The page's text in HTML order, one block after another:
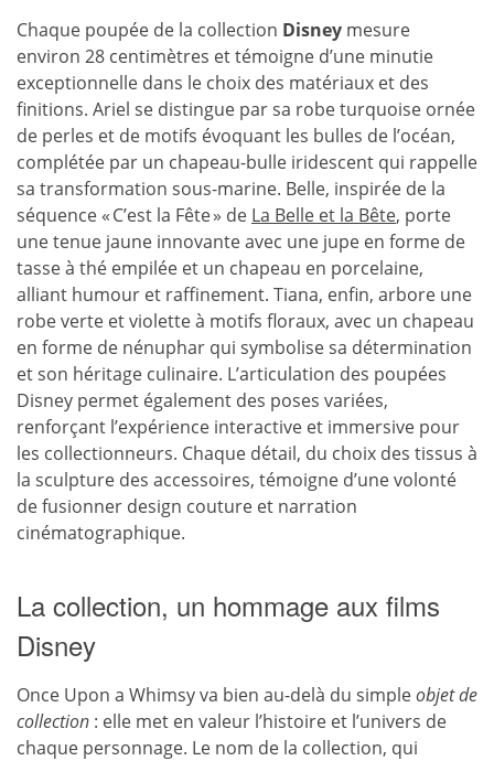
Chaque poupée de la collection Disney mesure
environ 28 centimètres et témoigne d’une minutie
exceptionnelle dans le choix des matériaux et des
finitions. Ariel se distingue par sa robe turquoise ornée
de perles et de motifs évoquant les bulles de l’océan,
complétée par un chapeau-bulle iridescent qui rappelle
sa transformation sous-marine. Belle, inspirée de la
séquence « C’est la Fête » de La Belle et la Bête, porte
une tenue jaune innovante avec une jupe en forme de
tasse à thé empilée et un chapeau en porcelaine,
alliant humour et raffinement. Tiana, enfin, arbore une
robe verte et violette à motifs floraux, avec un chapeau
en forme de nénuphar qui symbolise sa détermination
et son héritage culinaire. L’articulation des poupées
Disney permet également des poses variées,
renforçant l’expérience interactive et immersive pour
les collectionneurs. Chaque détail, du choix des tissus à
la sculpture des accessoires, témoigne d’une volonté
de fusionner design couture et narration
cinématographique.
La collection, un hommage aux films
Disney
Once Upon a Whimsy va bien au-delà du simpleobjet de
collection : elle met en valeur l’histoire et l’univers de
chaque personnage. Le nom de la collection, qui